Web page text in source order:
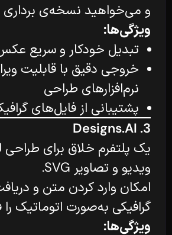
و می‌خواهید نسخه‌ی برداری
ویژگی‌ها:
تبدیل خودکار و سریع
خروجی دقیق با قابلیت
نرم‌افزارهای طراحی
پشتیبانی از فایل‌های
3. Designs.AI
یک پلتفرم خلاق برای طراحی
ویدیو و تصاویر SVG.
امکان وارد کردن متن و
گرافیکی به‌صورت اتوماتیک
ویژگی‌ها: